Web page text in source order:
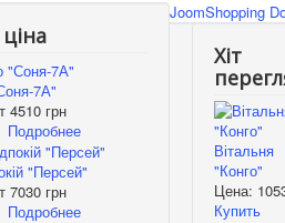
JoomShopping
7А"
4510 грн
Подробнее
"Персей"
7030 грн
Подробнее
Хіт
Вітальня
"Конго"
Цена:
Купить